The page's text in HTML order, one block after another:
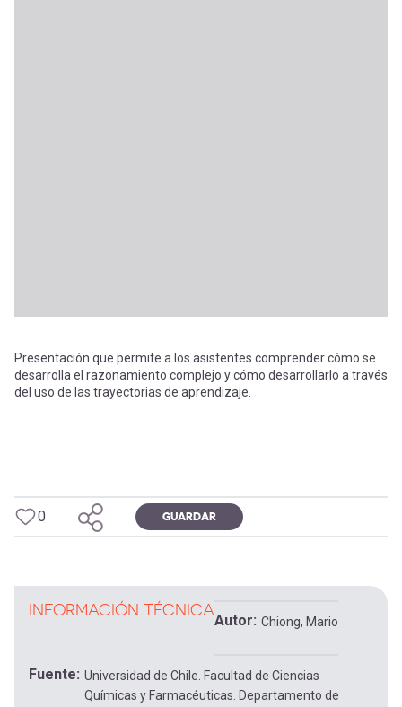
Presentación que permite a los asistentes comprender cómo se
desarrolla el razonamiento complejo y cómo desarrollarlo a través
del uso de las trayectorias de aprendizaje.
0 GUARDAR
INFORMACIÓN TÉCNICA
Autor Chiong, Mario
Fuente
Universidad de Chile. Facultad de Ciencias
Químicas y Farmacéuticas. Departamento de